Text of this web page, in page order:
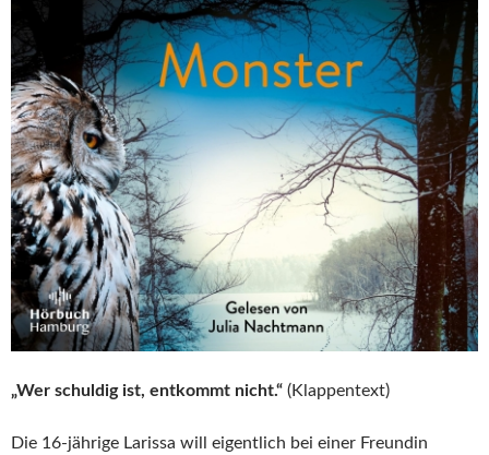
„Wer schuldig ist, entkommt nicht.“ (Klappentext)
Die 16-jährige Larissa will eigentlich bei einer Freundin